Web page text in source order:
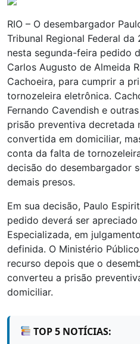
RIO – O desembargador
Tribunal Regional Federal da
nesta segunda-feira pedido
Carlos Augusto de Almeida
Cachoeira, para cumprir a
tornozeleira eletrônica.
Fernando Cavendish e
prisão preventiva decretada
convertida em domiciliar,
conta da falta de
decisão do desembargador
demais presos.
Em sua decisão, Paulo
pedido deverá ser apreciado
Especializada, em
definida. O Ministério
recurso depois que o
converteu a prisão
domiciliar.
TOP 5 NOTÍCIAS: